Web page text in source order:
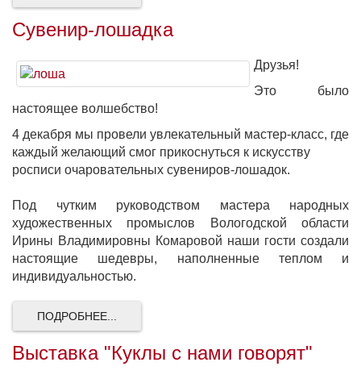
Сувенир-лошадка
Друзья!
Это было
настоящее волшебство!
4 декабря мы провели увлекательный мастер-класс, где
каждый желающий смог прикоснуться к искусству
росписи очаровательных сувениров-лошадок.
Под чутким руководством мастера народных
художественных промыслов Вологодской области
Ирины Владимировны Комаровой наши гости создали
настоящие шедевры, наполненные теплом и
индивидуальностью.
ПОДРОБНЕЕ...
Выставка "Куклы с нами говорят"